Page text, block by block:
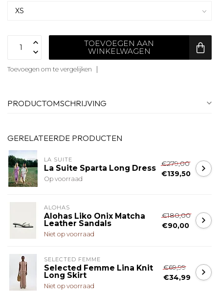
TOEVOEGEN AAN
WINKELWAGEN
Toevoegen om te vergelijken
PRODUCTOMSCHRIJVING
GERELATEERDE PRODUCTEN
LA SUITE
La Suite Sparta Long Dress
Op voorraad
€279,00
€139,50
ALOHAS
Alohas Liko Onix Matcha
Leather Sandals
Niet op voorraad
€180,00
€90,00
SELECTED FEMME
Selected Femme Lina Knit
Long Skirt
Niet op voorraad
€69,99
€34,99